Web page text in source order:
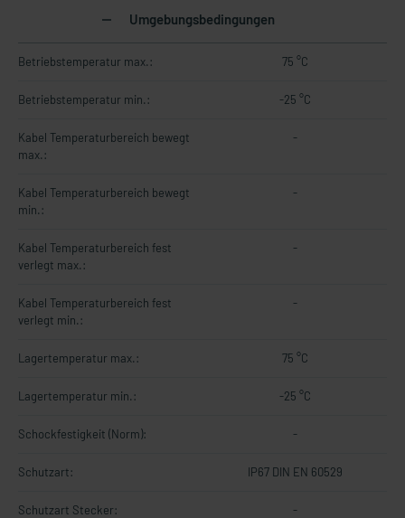
Umgebungsbedingungen
Betriebstemperatur max.: 75 °C
Betriebstemperatur min.: -25 °C
Kabel Temperaturbereich bewegt
max.:
-
Kabel Temperaturbereich bewegt
min.:
-
Kabel Temperaturbereich fest
verlegt max.:
-
Kabel Temperaturbereich fest
verlegt min.:
-
Lagertemperatur max.: 75 °C
Lagertemperatur min.: -25 °C
Schockfestigkeit (Norm): -
Schutzart: IP67 DIN EN 60529
Schutzart Stecker: -